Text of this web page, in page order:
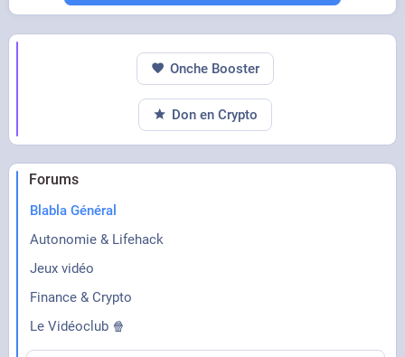
Forums
Blabla Général
Autonomie & Lifehack
Jeux vidéo
Finance & Crypto
Le Vidéoclub 🍿
Onche Booster
Don en Crypto